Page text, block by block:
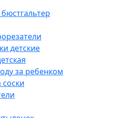
детские
за ребенком